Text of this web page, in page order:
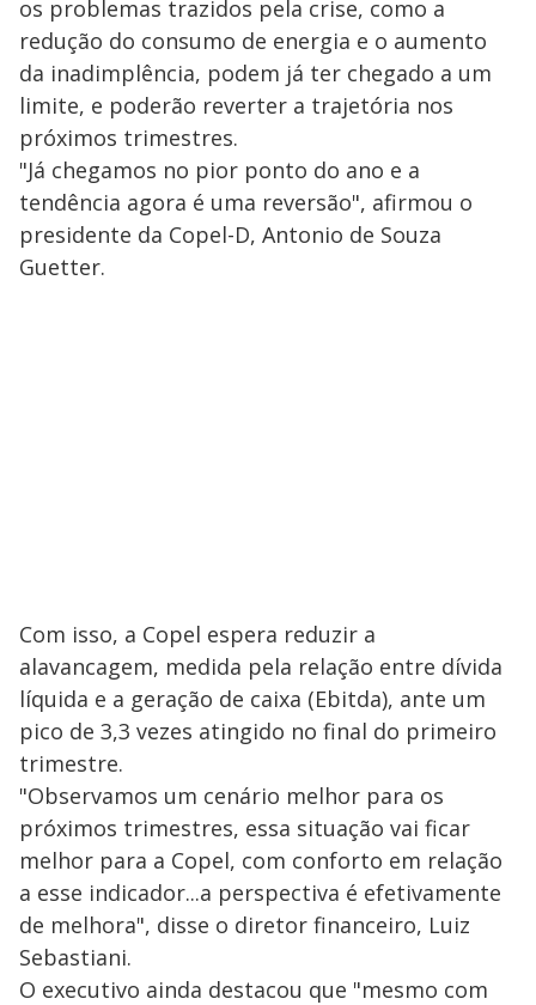
os problemas trazidos pela crise, como a
redução do consumo de energia e o aumento
da inadimplência, podem já ter chegado a um
limite, e poderão reverter a trajetória nos
próximos trimestres.
"Já chegamos no pior ponto do ano e a
tendência agora é uma reversão", afirmou o
presidente da Copel-D, Antonio de Souza
Guetter.
Com isso, a Copel espera reduzir a
alavancagem, medida pela relação entre dívida
líquida e a geração de caixa (Ebitda), ante um
pico de 3,3 vezes atingido no final do primeiro
trimestre.
"Observamos um cenário melhor para os
próximos trimestres, essa situação vai ficar
melhor para a Copel, com conforto em relação
a esse indicador...a perspectiva é efetivamente
de melhora", disse o diretor financeiro, Luiz
Sebastiani.
O executivo ainda destacou que "mesmo com